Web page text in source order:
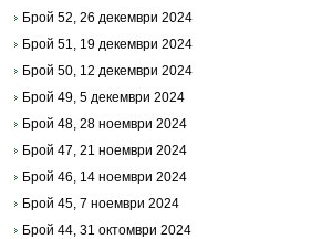
Брой 52, 26 декември 2024
Брой 51, 19 декември 2024
Брой 50, 12 декември 2024
Брой 49, 5 декември 2024
Брой 48, 28 ноември 2024
Брой 47, 21 ноември 2024
Брой 46, 14 ноември 2024
Брой 45, 7 ноември 2024
Брой 44, 31 октомври 2024